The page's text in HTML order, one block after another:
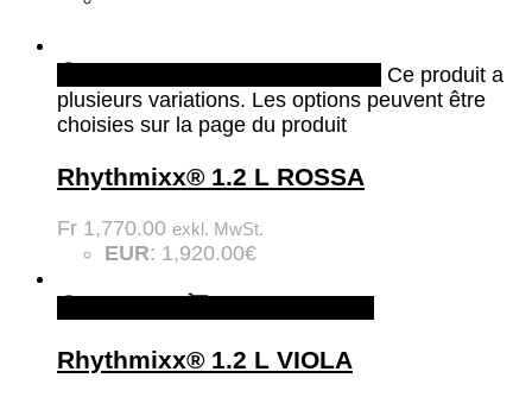
Ce produit a
plusieurs variations. Les options peuvent être
choisies sur la page du produit
Rhythmixx® 1.2 L ROSSA
Fr 1,770.00 exkl. MwSt.
EUR: 1,920.00€
Rhythmixx® 1.2 L VIOLA